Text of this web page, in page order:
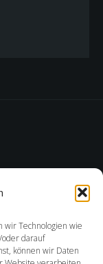
Technologien wie
darauf
können wir Daten